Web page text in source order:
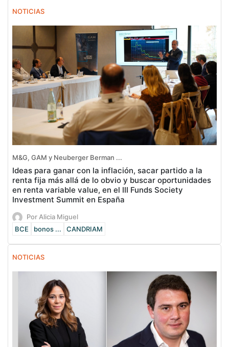
NOTICIAS
M&G, GAM y Neuberger Berman ...
Ideas para ganar con la inflación, sacar partido a la
renta fija más allá de lo obvio y buscar oportunidades
en renta variable value, en el III Funds Society
Investment Summit en España
Por Alicia Miguel
BCE
bonos ... CANDRIAM
NOTICIAS